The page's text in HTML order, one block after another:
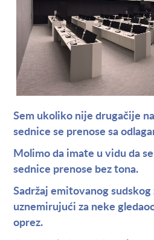
Sem ukoliko nije drugačije
sednice se prenose sa
Molimo da imate u vidu da
sednice prenose bez tona.
Sadržaj emitovanog
uznemirujući za neke
oprez.